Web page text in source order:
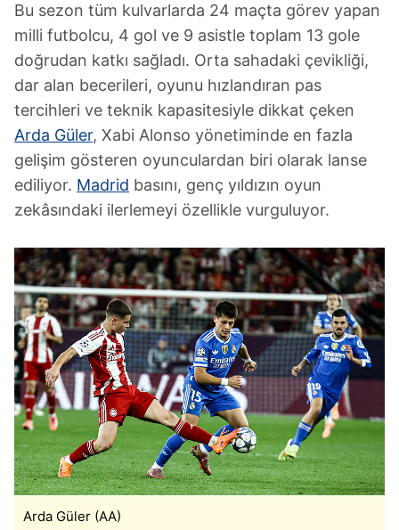
Bu sezon tüm kulvarlarda 24 maçta görev yapan
milli futbolcu, 4 gol ve 9 asistle toplam 13 gole
doğrudan katkı sağladı. Orta sahadaki çevikliği,
dar alan becerileri, oyunu hızlandıran pas
tercihleri ve teknik kapasitesiyle dikkat çeken
Arda Güler, Xabi Alonso yönetiminde en fazla
gelişim gösteren oyunculardan biri olarak lanse
ediliyor. Madrid basını, genç yıldızın oyun
zekâsındaki ilerlemeyi özellikle vurguluyor.
Arda Güler (AA)